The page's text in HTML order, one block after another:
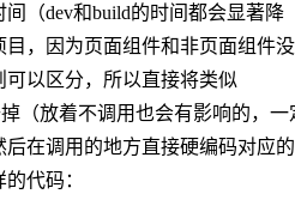
（dev和build的时间都会显著降
，因为页面组件和非页面组件
以区分，所以直接将类似
掉（放着不调用也会有影响的，一
在调用的地方直接硬编码对应
代码：